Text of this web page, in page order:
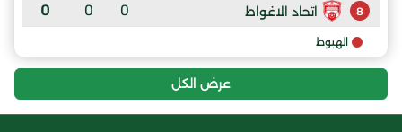
8 اتحاد الاغواط 0
0
0
الهبوط
عرض الكل